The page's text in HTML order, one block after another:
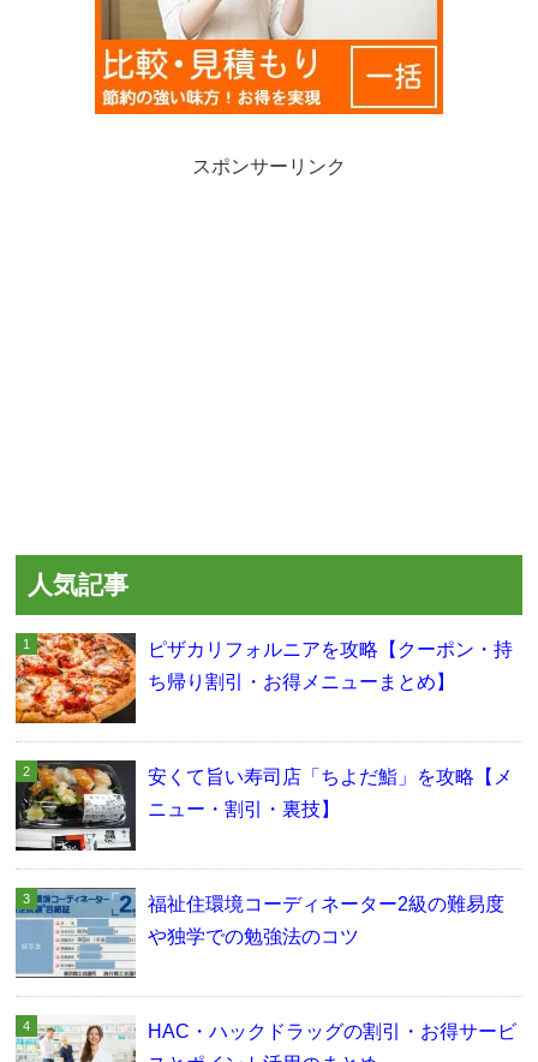
スポンサーリンク
人気記事
ピザカリフォルニアを攻略【クーポン・持
ち帰り割引・お得メニューまとめ】
安くて旨い寿司店「ちよだ鮨」を攻略【メ
ニュー・割引・裏技】
福祉住環境コーディネーター2級の難易度
や独学での勉強法のコツ
HAC・ハックドラッグの割引・お得サービ